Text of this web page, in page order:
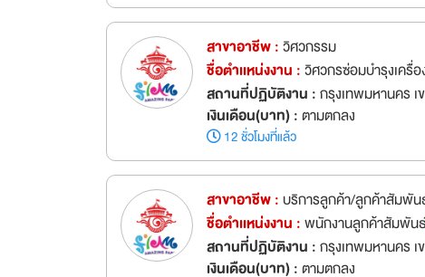
สาขาอาชีพ :วิศวกรรม
ชื่อตำเเหน่งงาน :วิศวกรซ่อมบำรุงเครื่
สถานที่ปฏิบัติงาน :กรุงเทพมหานคร
เงินเดือน(บาท) :ตามตกลง
12 ชั่วโมงที่แล้ว
สาขาอาชีพ :บริการลูกค้า/ลูกค้าสัมพั
ชื่อตำเเหน่งงาน :พนักงานลูกค้าสัมพัน
สถานที่ปฏิบัติงาน :กรุงเทพมหานคร เ
เงินเดือน(บาท) :ตามตกลง